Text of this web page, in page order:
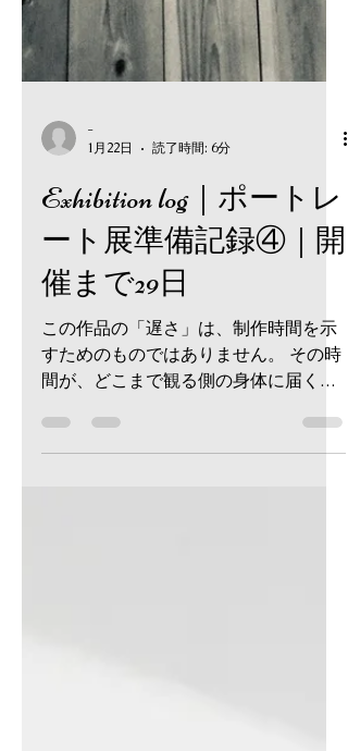
1月22日
読了時間: 6分
Exhibition log｜ポートレ
ート展準備記録④｜開
催まで29日
この作品の「遅さ」は、制作時間を示
すためのものではありません。 その時
間が、どこまで観る側の身体に届くの